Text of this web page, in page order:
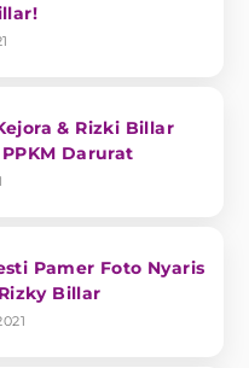
& Rizki Billar
Darurat
Pamer Foto Nyaris
Billar